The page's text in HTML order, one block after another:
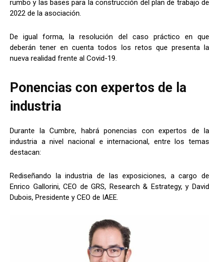
rumbo y las bases para la construcción del plan de trabajo de
2022 de la asociación.
De igual forma, la resolución del caso práctico en que
deberán tener en cuenta todos los retos que presenta la
nueva realidad frente al Covid-19.
Ponencias con expertos de la
industria
Durante la Cumbre, habrá ponencias con expertos de la
industria a nivel nacional e internacional, entre los temas
destacan:
Rediseñando la industria de las exposiciones, a cargo de
Enrico Gallorini, CEO de GRS, Research & Estrategy, y David
Dubois, Presidente y CEO de IAEE.